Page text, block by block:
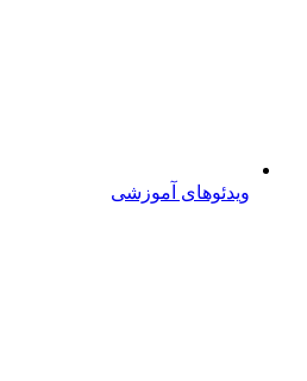
ویدئوهای آموزشی